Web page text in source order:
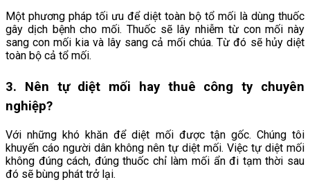
Một phương pháp tối ưu để diệt toàn bộ tổ mối là dùng thuốc
gây dịch bệnh cho mối. Thuốc sẽ lây nhiễm từ con mối này
sang con mối kia và lây sang cả mối chúa. Từ đó sẽ hủy diệt
toàn bộ cả tổ mối.
3. Nên tự diệt mối hay thuê công ty chuyên
nghiệp?
Với những khó khăn để diệt mối được tận gốc. Chúng tôi
khuyến cáo người dân không nên tự diệt mối. Việc tự diệt mối
không đúng cách, đúng thuốc chỉ làm mối ẩn đi tạm thời sau
đó sẽ bùng phát trở lại.